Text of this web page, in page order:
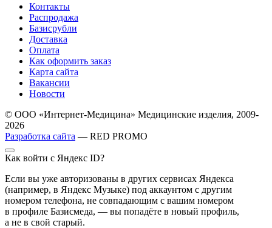
Контакты
Распродажа
Базисрубли
Доставка
Оплата
Как оформить заказ
Карта сайта
Вакансии
Новости
© ООО «Интернет-Медицина» Медицинские изделия, 2009-
2026
Разработка сайта — RED PROMO
Как войти с Яндекс ID?
Если вы уже авторизованы в других сервисах Яндекса
(например, в Яндекс Музыке) под аккаунтом с другим
номером телефона, не совпадающим с вашим номером
в профиле Базисмеда, — вы попадёте в новый профиль,
а не в свой старый.